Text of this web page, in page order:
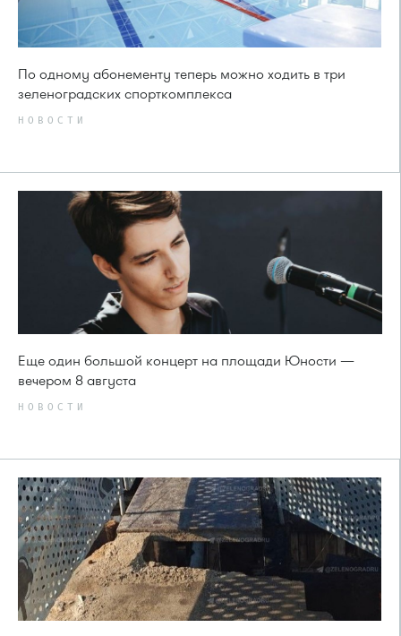
По одному абонементу теперь можно ходить в три
зеленоградских спорткомплекса
НОВОСТИ
Еще один большой концерт на площади Юности —
вечером 8 августа
НОВОСТИ